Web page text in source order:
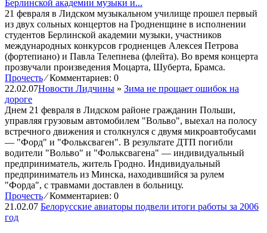
Берлинской академии музыки и...
21 февраля в Лидском музыкальном училище прошел первый
из двух сольных концертов на Гродненщине в исполнении
студентов Берлинской академии музыки, участников
международных конкурсов гродненцев Алексея Петрова
(фортепиано) и Павла Телепнева (флейта). Во время концерта
прозвучали произведения Моцарта, Шуберта, Брамса.
Прочесть ⁄Комментариев: 0
22.02.07Новости Лидчины » Зима не прощает ошибок на
дороге
Днем 21 февраля в Лидском районе гражданин Польши,
управляя грузовым автомобилем "Вольво", выехал на полосу
встречного движения и столкнулся с двумя микроавтобусами
— "Форд" и "Фольксваген". В результате ДТП погибли
водители "Вольво" и "Фольксвагена" — индивидуальный
предприниматель, житель Гродно. Индивидуальный
предприниматель из Минска, находившийся за рулем
"Форда", с травмами доставлен в больницу.
Прочесть ⁄Комментариев: 0
21.02.07 Белорусские авиаторы подвели итоги работы за 2006
год